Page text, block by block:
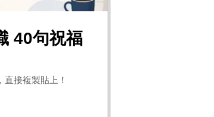
護眼螢幕(27型/FHD/14